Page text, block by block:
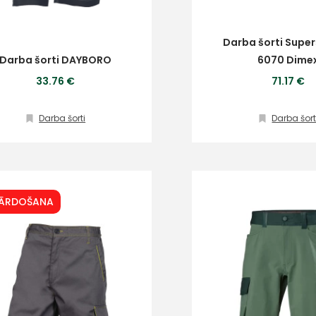
Darba šorti DAYBORO
33.76 €
Darba šorti
Darba šorti
6070
71.17 €
Darba